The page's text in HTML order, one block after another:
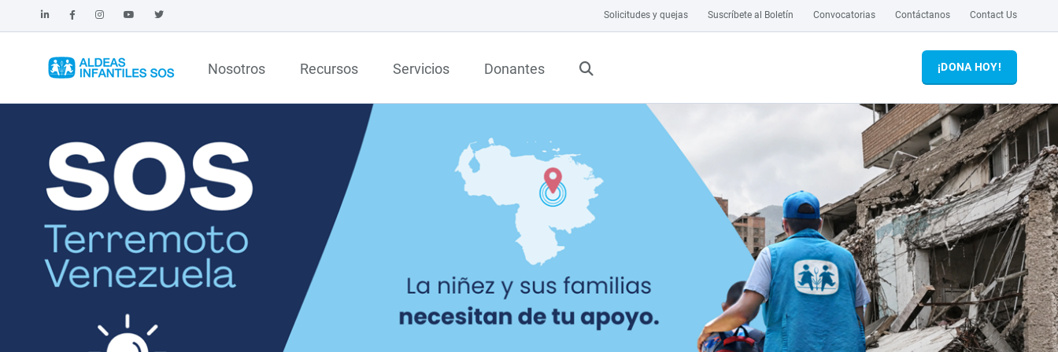
Solicitudes y quejas Suscríbete al Boletín Convocatorias Contáctanos Contact Us
Nosotros Recursos Servicios Donantes ¡DONA HOY!
CONSULTA AQUÍ NUESTRO INFORME 2025